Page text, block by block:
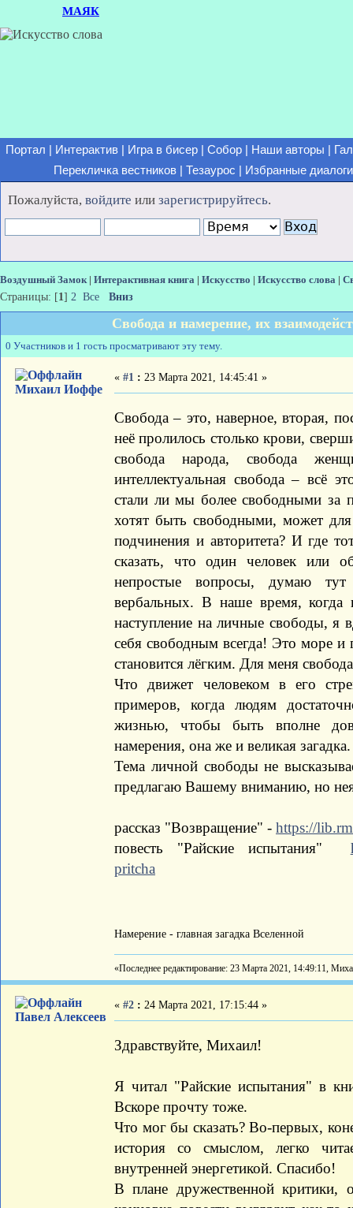
МАЯК
Портал Интерактив| Игра в бисер| Собор| Наши авторы
Перекличка вестников
Тезаурос Избранные диалоги
Пожалуйста, войдите или зарегистрируйтесь.
Воздушный Замок| Интерактивная книга Искусство Искусство слова
Страницы: [1] 2 Все Вниз
Свобода и намерение, их
0 Участников и 1 гость просматривают эту тему.
Михаил Иоффе
« #1 : 23 Марта 2021, 14:45:41 »
Свобода – это, наверное, вторая,
неё пролилось столько крови,
свобода народа, свобода
интеллектуальная свобода – всё
стали ли мы более свободными за
хотят быть свободными, может
подчинения и авторитета? И где
сказать, что один человек или
непростые вопросы, думаю
вербальных. В наше время, когда
наступление на личные свободы, я
себя свободным всегда! Это море
становится лёгким. Для меня
Что движет человеком в его
примеров, когда людям
жизнью, чтобы быть вполне
намерения, она же и великая загадка.
Тема личной свободы не
предлагаю Вашему вниманию, но
рассказ "Возвращение" - https://
повесть "Райские испытания"
pritcha
Намерение - главная загадка Вселенной
«Последнее редактирование: 23 Марта 2021, 14:49:11,
Павел Алексеев
« #2 : 24 Марта 2021, 17:15:44 »
Здравствуйте, Михаил!
Я читал "Райские испытания" в
Вскоре прочту тоже.
Что мог бы сказать? Во-первых,
история со смыслом, легко
внутренней энергетикой. Спасибо!
В плане дружественной критики,